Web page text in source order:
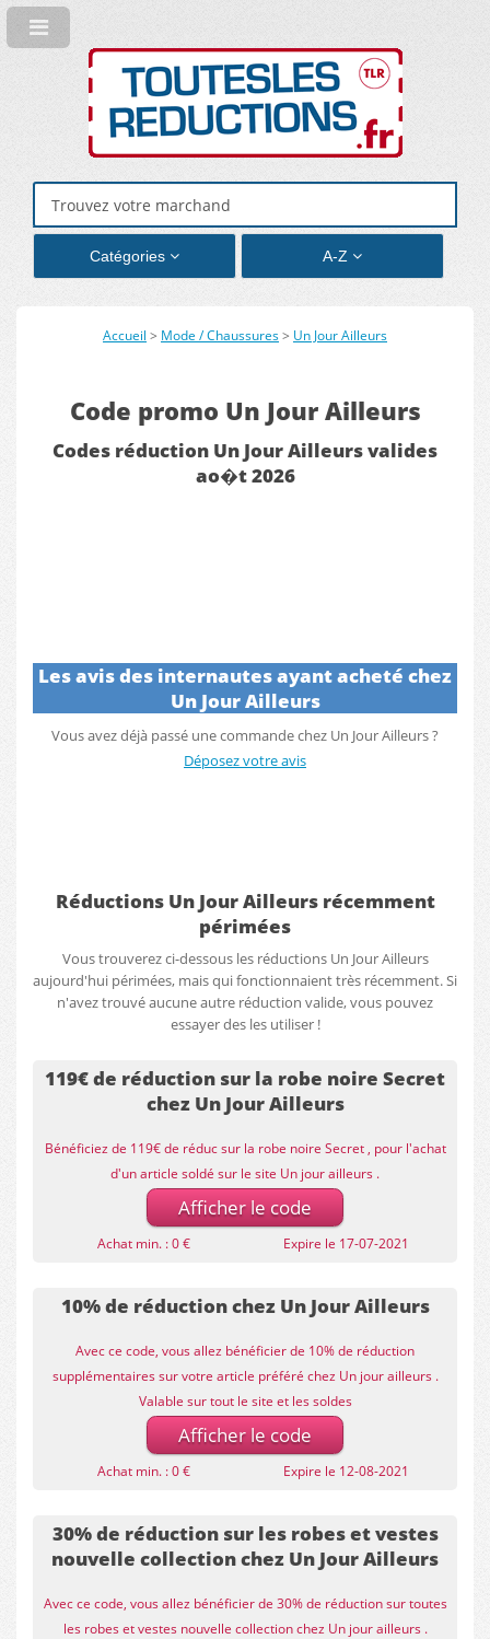
Catégories A-Z
Accueil > Mode / Chaussures> Un Jour Ailleurs
Code promo Un Jour Ailleurs
Codes réduction Un Jour Ailleurs valides
ao�t 2026
Les avis des internautes ayant acheté chez
Un Jour Ailleurs
Vous avez déjà passé une commande chez Un Jour Ailleurs ?
Déposez votre avis
Réductions Un Jour Ailleurs récemment
périmées
Vous trouverez ci-dessous les réductions Un Jour Ailleurs
aujourd'hui périmées, mais qui fonctionnaient très récemment. Si
n'avez trouvé aucune autre réduction valide, vous pouvez
essayer des les utiliser !
119€ de réduction sur la robe noire Secret
chez Un Jour Ailleurs
Bénéficiez de 119€ de réduc sur la robe noire Secret , pour l'achat
d'un article soldé sur le site Un jour ailleurs .
Afficher le code
Achat min. : 0 € Expire le 17-07-2021
10% de réduction chez Un Jour Ailleurs
Avec ce code, vous allez bénéficier de 10% de réduction
supplémentaires sur votre article préféré chez Un jour ailleurs .
Valable sur tout le site et les soldes
Afficher le code
Achat min. : 0 € Expire le 12-08-2021
30% de réduction sur les robes et vestes
nouvelle collection chez Un Jour Ailleurs
Avec ce code, vous allez bénéficier de 30% de réduction sur toutes
les robes et vestes nouvelle collection chez Un jour ailleurs .